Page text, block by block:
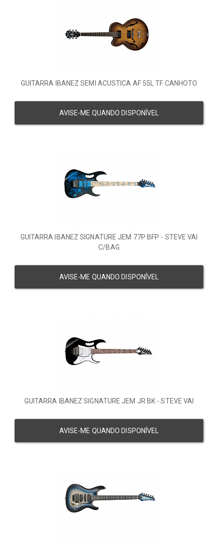
GUITARRA IBANEZ SEMI ACUSTICA AF 55L TF CANHOTO
AVISE-ME QUANDO DISPONÍVEL
GUITARRA IBANEZ SIGNATURE JEM 77P BFP - STEVE VAI
C/BAG
AVISE-ME QUANDO DISPONÍVEL
GUITARRA IBANEZ SIGNATURE JEM JR BK - STEVE VAI
AVISE-ME QUANDO DISPONÍVEL